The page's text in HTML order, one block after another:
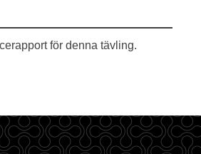
för denna tävling.